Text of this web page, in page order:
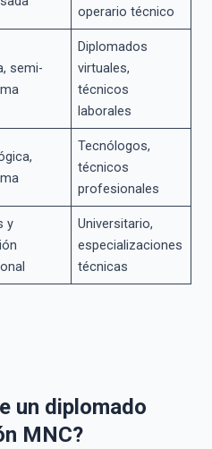
operario técnico
semi-
Diplomados
virtuales,
técnicos
laborales
Tecnólogos,
técnicos
profesionales
y
Universitario,
especializaciones
técnicas
un diplomado
MNC?